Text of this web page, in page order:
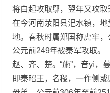
将白起攻取鄢，翌年又攻取
在今河南荥阳县汜水镇，
地。春秋时属郑国称虎牢，
公元前249年被秦军攻取。
赵、齐、楚。“施”，音yì，
即秦昭王，名稷，一作侧